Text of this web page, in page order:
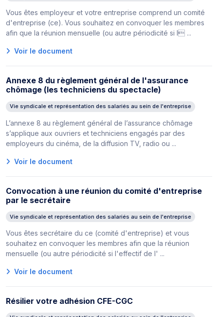
Vous êtes employeur et votre entreprise comprend un comité
d'entreprise (ce). Vous souhaitez en convoquer les membres
afin que la réunion mensuelle (ou autre périodicité si l ...
Voir le document
Annexe 8 du règlement général de l'assurance
chômage (les techniciens du spectacle)
Vie syndicale et représentation des salariés au sein de l'entreprise
L’annexe 8 au règlement général de l’assurance chômage
s’applique aux ouvriers et techniciens engagés par des
employeurs du cinéma, de la diffusion TV, radio ou ...
Voir le document
Convocation à une réunion du comité d'entreprise
par le secrétaire
Vie syndicale et représentation des salariés au sein de l'entreprise
Vous êtes secrétaire du ce (comité d'entreprise) et vous
souhaitez en convoquer les membres afin que la réunion
mensuelle (ou autre périodicité si l'effectif de l' ...
Voir le document
Résilier votre adhésion CFE-CGC